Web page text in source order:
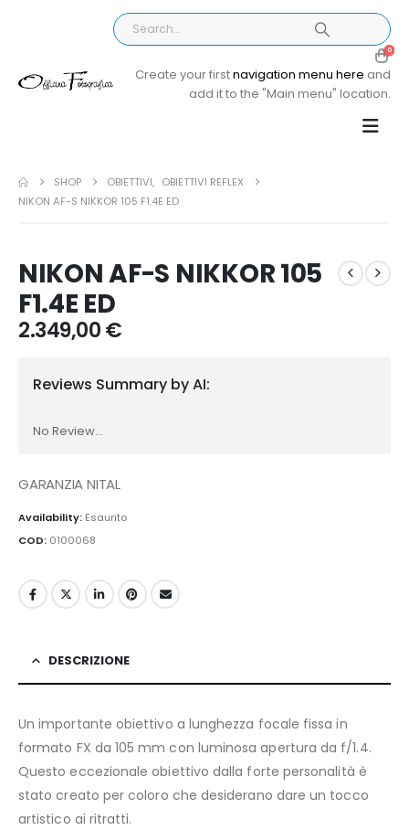
0
Create your firstnavigation menu here and
add it to the "Main menu" location.
SHOP OBIETTIVI, OBIETTIVI REFLEX
NIKON AF-S NIKKOR 105 F1.4E ED
NIKON AF-S NIKKOR 105
F1.4E ED
2.349,00€
Reviews Summary by AI:
No Review...
GARANZIA NITAL
Availability: Esaurito
COD: 0100068
DESCRIZIONE
Un importante obiettivo a lunghezza focale fissa in
formato FX da 105 mm con luminosa apertura da f/1.4.
Questo eccezionale obiettivo dalla forte personalità è
stato creato per coloro che desiderano dare un tocco
artistico ai ritratti.